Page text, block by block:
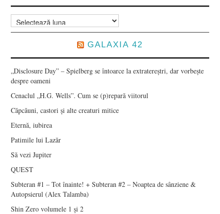
Arhive
GALAXIA 42
„Disclosure Day” – Spielberg se întoarce la extratereștri, dar vorbește
despre oameni
Cenaclul „H.G. Wells”. Cum se (p)repară viitorul
Căpcăuni, castori și alte creaturi mitice
Eternă, iubirea
Patimile lui Lazăr
Să vezi Jupiter
QUEST
Subteran #1 – Tot înainte! + Subteran #2 – Noaptea de sânziene &
Autopsierul (Alex Talamba)
Shin Zero volumele 1 și 2